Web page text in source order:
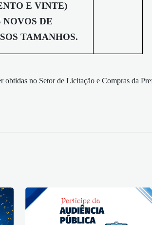
E VINTE)
NOVOS DE
TAMANHOS.
obtidas no Setor de Licitação e Compras da